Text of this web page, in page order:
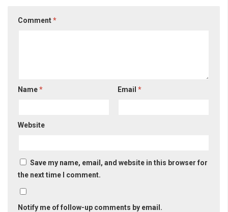
Comment*
Name* Email*
Website
Save my name, email, and website in this browser for
the next time I comment.
Notify me of follow-up comments by email.